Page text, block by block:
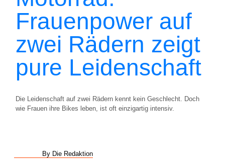
Frauenpower auf
zwei Rädern zeigt
pure Leidenschaft
Die Leidenschaft auf zwei Rädern kennt kein Geschlecht. Doch
wie Frauen ihre Bikes leben, ist oft einzigartig intensiv.
By Die Redaktion